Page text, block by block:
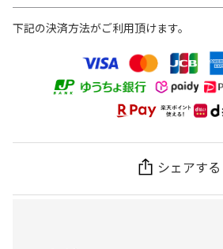
下記の決済方法がご利用頂けます。
シェアする